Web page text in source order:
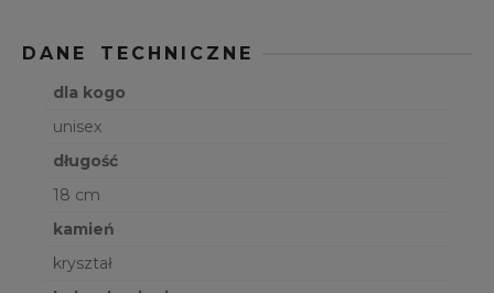
DANE TECHNICZNE
dla kogo
unisex
długość
18 cm
kamień
kryształ